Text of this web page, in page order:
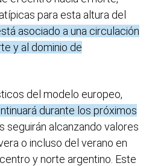
para esta altura del
asociado a una circulación
y al dominio de
del modelo europeo,
durante los próximos
seguirán alcanzando valores
o incluso del verano en
y norte argentino. Este